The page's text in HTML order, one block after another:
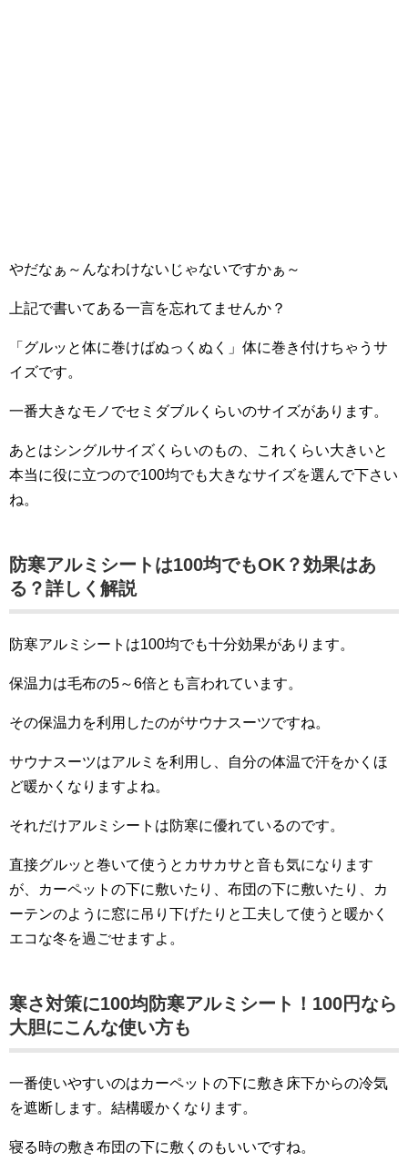
やだなぁ～んなわけないじゃないですかぁ～
上記で書いてある一言を忘れてませんか？
「グルッと体に巻けばぬっくぬく」体に巻き付けちゃうサ
イズです。
一番大きなモノでセミダブルくらいのサイズがあります。
あとはシングルサイズくらいのもの、これくらい大きいと
本当に役に立つので100均でも大きなサイズを選んで下さい
ね。
防寒アルミシートは100均でもOK？効果はあ
る？詳しく解説
防寒アルミシートは100均でも十分効果があります。
保温力は毛布の5～6倍とも言われています。
その保温力を利用したのがサウナスーツですね。
サウナスーツはアルミを利用し、自分の体温で汗をかくほ
ど暖かくなりますよね。
それだけアルミシートは防寒に優れているのです。
直接グルッと巻いて使うとカサカサと音も気になります
が、カーペットの下に敷いたり、布団の下に敷いたり、カ
ーテンのように窓に吊り下げたりと工夫して使うと暖かく
エコな冬を過ごせますよ。
寒さ対策に100均防寒アルミシート！100円なら
大胆にこんな使い方も
一番使いやすいのはカーペットの下に敷き床下からの冷気
を遮断します。結構暖かくなります。
寝る時の敷き布団の下に敷くのもいいですね。